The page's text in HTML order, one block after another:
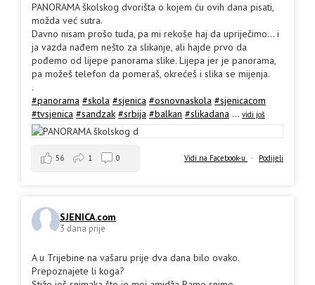
PANORAMA školskog dvorišta o kojem ću ovih dana pisati,
možda već sutra.
Davno nisam prošo tuda, pa mi rekoše haj da upriječimo... i
ja vazda nađem nešto za slikanje, ali hajde prvo da
pođemo od lijepe panorama slike. Lijepa jer je panorama,
pa možeš telefon da pomeraš, okrećeš i slika se mijenja.
.
#panorama #skola #sjenica #osnovnaskola #sjenicacom
#tvsjenica #sandzak #srbija #balkan #slikadana ... vidi još
Vidi na Facebook-u · Podijeli
56 1 0
SJENICA.com
3 dana prije
A u Trijebine na vašaru prije dva dana bilo ovako.
Prepoznajete li koga?